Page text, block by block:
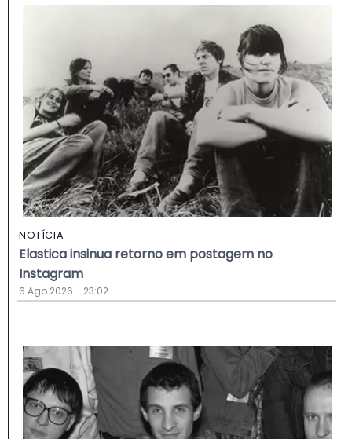
NOTÍCIA
Elastica insinua retorno em postagem no
Instagram
6 Ago 2026 - 23:02